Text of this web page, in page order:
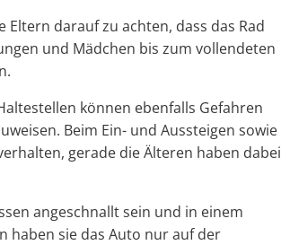
darauf zu achten, dass das Rad
und Mädchen bis zum vollendeten
können ebenfalls Gefahren
Beim Ein- und Aussteigen sowie
gerade die Älteren haben dabei
angeschnallt sein und in einem
haben sie das Auto nur auf der